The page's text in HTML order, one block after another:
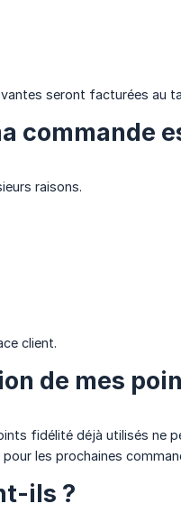
seront facturées au
commande
raisons.
client.
de mes
fidélité déjà utilisés ne
les prochaines
ils ?